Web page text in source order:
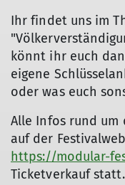
Ihr findet uns im
könnt ihr euch
eigene
oder was euch
Alle Infos rund
auf der
https://modular-
Ticketverkauf statt.